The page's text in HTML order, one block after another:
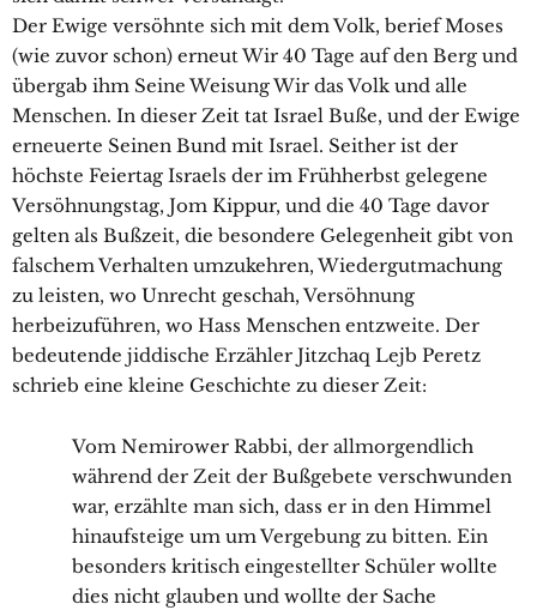
Der Ewige versöhnte sich mit dem Volk, berief Moses
(wie zuvor schon) erneut Wir 40 Tage auf den Berg und
übergab ihm Seine Weisung Wir das Volk und alle
Menschen. In dieser Zeit tat Israel Buße, und der Ewige
erneuerte Seinen Bund mit Israel. Seither ist der
höchste Feiertag Israels der im Frühherbst gelegene
Versöhnungstag, Jom Kippur, und die 40 Tage davor
gelten als Bußzeit, die besondere Gelegenheit gibt von
falschem Verhalten umzukehren, Wiedergutmachung
zu leisten, wo Unrecht geschah, Versöhnung
herbeizuführen, wo Hass Menschen entzweite. Der
bedeutende jiddische Erzähler Jitzchaq Lejb Peretz
schrieb eine kleine Geschichte zu dieser Zeit:
Vom Nemirower Rabbi, der allmorgendlich
während der Zeit der Bußgebete verschwunden
war, erzählte man sich, dass er in den Himmel
hinaufsteige um um Vergebung zu bitten. Ein
besonders kritisch eingestellter Schüler wollte
dies nicht glauben und wollte der Sache